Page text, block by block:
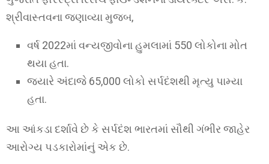
શ્રીવાસ્તવના જણાવ્યા મુજબ,
વર્ષ 2022માં વન્યજીવોના હુમલામાં 550 લોકોના મોત
થયા હતા.
જ્યારે અંદાજે 65,000 લોકો સર્પદંશથી મૃત્યુ પામ્યા
હતા.
આ આંકડા દર્શાવે છે કે સર્પદંશ ભારતમાં સૌથી ગંભીર જાહેર
આરોગ્ય પડકારોમાંનું એક છે.